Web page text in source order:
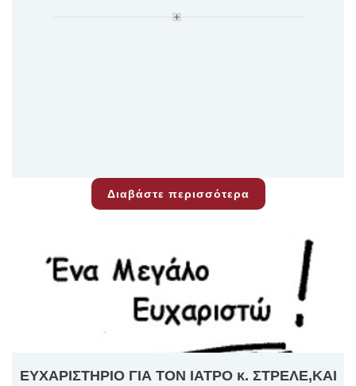
Διαβάστε περισσότερα
ΕΥΧΑΡΙΣΤΗΡΙΟ ΓΙΑ ΤΟΝ ΙΑΤΡΟ κ. ΣΤΡΕΛΕ,ΚΑΙ